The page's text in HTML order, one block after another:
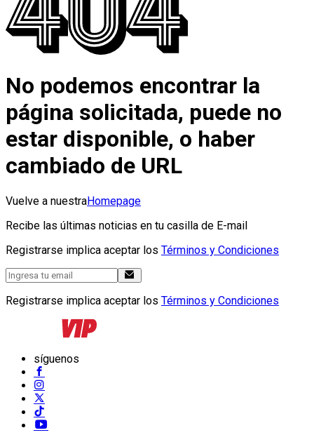
No podemos encontrar la
página solicitada, puede no
estar disponible, o haber
cambiado de URL
Vuelve a nuestraHomepage
Recibe las últimas noticias en tu casilla de E-mail
Registrarse implica aceptar los Términos y Condiciones
Registrarse implica aceptar los Términos y Condiciones
síguenos